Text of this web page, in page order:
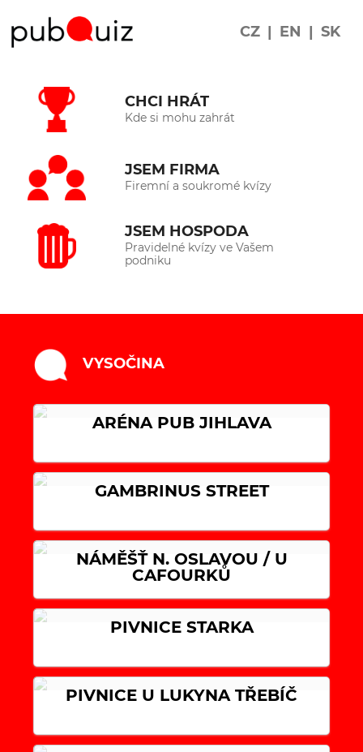
CZ | EN | SK
CHCI HRÁT
Kde si mohu zahrát
JSEM FIRMA
Firemní a soukromé kvízy
JSEM HOSPODA
Pravidelné kvízy ve Vašem
podniku
VYSOČINA
ARÉNA PUB JIHLAVA
GAMBRINUS STREET
NÁMĚŠŤ N. OSLAVOU / U
CAFOURKŮ
PIVNICE STARKA
PIVNICE U LUKYNA TŘEBÍČ